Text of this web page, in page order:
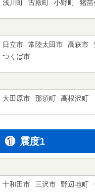
浅川町
古殿町 小野町 猪苗
日立市 常陸太田市 高萩市
つくば市
大田原市 那須町 高根沢町
震度1
十和田市 三沢市 野辺地町